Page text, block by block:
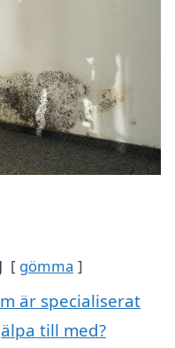
gömma
är specialiserat
till med?